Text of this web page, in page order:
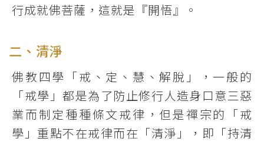
行成就佛菩薩，這就是『開悟』。
二、清淨
佛教四學「戒、定、慧、解脫」，一般的
「戒學」都是為了防止修行人造身口意三惡
業而制定種種條文戒律，但是禪宗的「戒
學」重點不在戒律而在「清淨」，即「持清